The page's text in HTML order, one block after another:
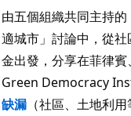
由五個組織共同主持
適城市」討論中，從
金出發，分享在菲律
Green Democracy
缺漏 （社區、土地利